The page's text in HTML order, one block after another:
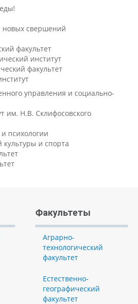
новых свершений
факультет
институт
факультет
управления и социально-
им. Н.В. Склифосовского
психологии
культуры и спорта
Факультеты
Аграрно-
технологический
факультет
Естественно-
географический
факультет